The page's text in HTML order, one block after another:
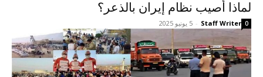
لماذا أصيب نظام إيران بالذعر؟
Staff Writer
- 5 يونيو 2025 0